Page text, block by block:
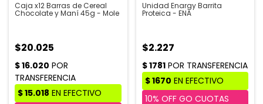
Caja x12 Barras de Cereal
Chocolate y Maní 45g - Mole
$20.025
Unidad Enargy Barrita
Proteica - ENA
$2.227